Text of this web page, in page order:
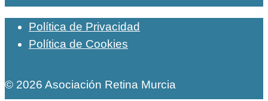
Política de Privacidad
Política de Cookies
© 2026 Asociación Retina Murcia